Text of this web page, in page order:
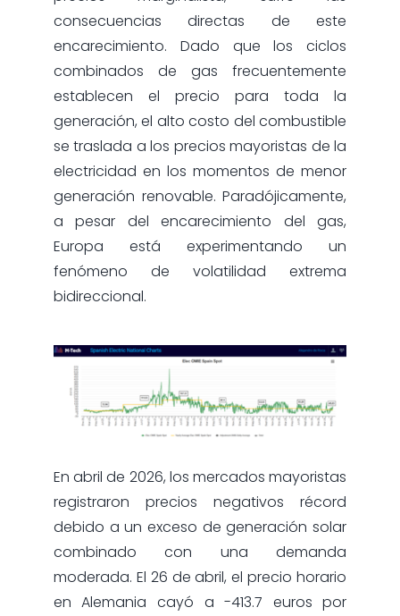
consecuencias directas de este
encarecimiento. Dado que los ciclos
combinados de gas frecuentemente
establecen el precio para toda la
generación, el alto costo del combustible
se traslada a los precios mayoristas de la
electricidad en los momentos de menor
generación renovable. Paradójicamente,
a pesar del encarecimiento del gas,
Europa está experimentando un
fenómeno de volatilidad extrema
bidireccional.
En abril de 2026, los mercados mayoristas
registraron precios negativos récord
debido a un exceso de generación solar
combinado con una demanda
moderada. El 26 de abril, el precio horario
en Alemania cayó a -413.7 euros por